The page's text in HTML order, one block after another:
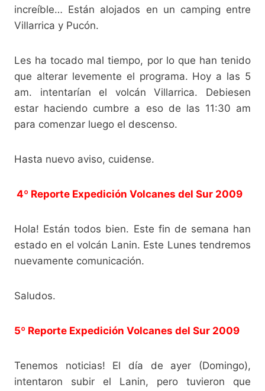
increíble… Están alojados en un camping entre
Villarrica y Pucón.
Les ha tocado mal tiempo, por lo que han tenido
que alterar levemente el programa. Hoy a las 5
am. intentarían el volcán Villarrica. Debiesen
estar haciendo cumbre a eso de las 11:30 am
para comenzar luego el descenso.
Hasta nuevo aviso, cuidense.
4º Reporte Expedición Volcanes del Sur 2009
Hola! Están todos bien. Este fin de semana han
estado en el volcán Lanin. Este Lunes tendremos
nuevamente comunicación.
Saludos.
5º Reporte Expedición Volcanes del Sur 2009
Tenemos noticias! El día de ayer (Domingo),
intentaron subir el Lanin, pero tuvieron que